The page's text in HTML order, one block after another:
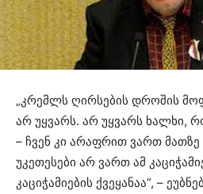
„კრემლს ღირსების დროშის
არ უყვარს. არ უყვარს ხალხი,
– ჩვენ კი არაფრით ვართ მათზე
უკეთესები არ ვართ ამ
კაციჭამიების ქვეყანაა”, –